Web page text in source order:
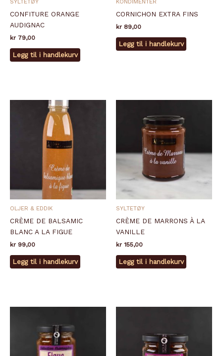
SYLTETØY
CONFITURE ORANGE
AUDIGNAC
kr 79,00
Legg til i handlekurv
KONDIMENTER
CORNICHON EXTRA FINS
kr 89,00
Legg til i handlekurv
OLJER & EDDIK
CRÈME DE BALSAMIC
BLANC A LA FIGUE
kr 99,00
Legg til i handlekurv
SYLTETØY
CRÈME DE MARRONS À LA
VANILLE
kr 155,00
Legg til i handlekurv